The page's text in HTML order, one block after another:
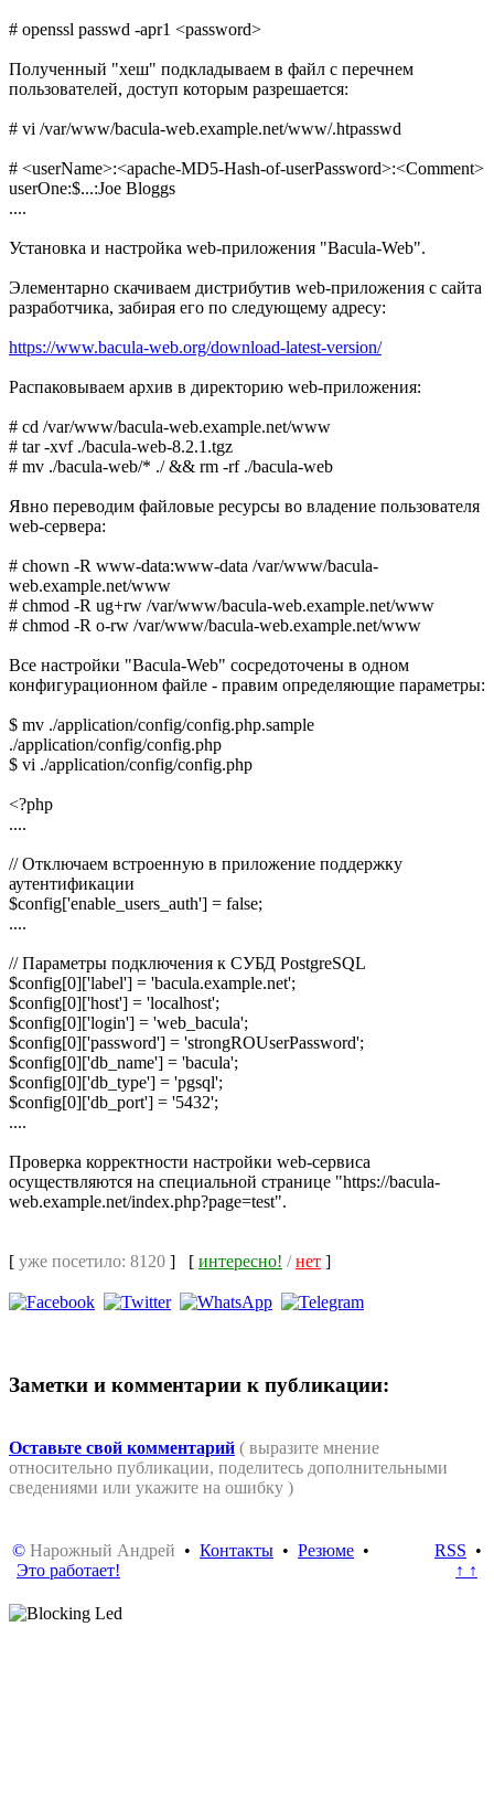
# openssl passwd -apr1 <password>
Полученный "хеш" подкладываем в файл с перечнем
пользователей, доступ которым разрешается:
# vi /var/www/bacula-web.example.net/www/.htpasswd
# <userName>:<apache-MD5-Hash-of-userPassword>:<Comment>
userOne:$...:Joe Bloggs
....
Установка и настройка web-приложения "Bacula-Web".
Элементарно скачиваем дистрибутив web-приложения с сайта
разработчика, забирая его по следующему адресу:
https://www.bacula-web.org/download-latest-version/
Распаковываем архив в директорию web-приложения:
# cd /var/www/bacula-web.example.net/www
# tar -xvf ./bacula-web-8.2.1.tgz
# mv ./bacula-web/* ./ && rm -rf ./bacula-web
Явно переводим файловые ресурсы во владение пользователя
web-сервера:
# chown -R www-data:www-data /var/www/bacula-
web.example.net/www
# chmod -R ug+rw /var/www/bacula-web.example.net/www
# chmod -R o-rw /var/www/bacula-web.example.net/www
Все настройки "Bacula-Web" сосредоточены в одном
конфигурационном файле - правим определяющие параметры:
$ mv ./application/config/config.php.sample
./application/config/config.php
$ vi ./application/config/config.php
<?php
....
// Отключаем встроенную в приложение поддержку
аутентификации
$config['enable_users_auth'] = false;
....
// Параметры подключения к СУБД PostgreSQL
$config[0]['label'] = 'bacula.example.net';
$config[0]['host'] = 'localhost';
$config[0]['login'] = 'web_bacula';
$config[0]['password'] = 'strongROUserPassword';
$config[0]['db_name'] = 'bacula';
$config[0]['db_type'] = 'pgsql';
$config[0]['db_port'] = '5432';
....
Проверка корректности настройки web-сервиса
осуществляются на специальной странице "https://bacula-
web.example.net/index.php?page=test".
[ уже посетило: 8120 ] [ интересно! /нет ]
Заметки и комментарии к публикации:
Оставьте свой комментарий ( выразите мнение
относительно публикации, поделитесь дополнительными
сведениями или укажите на ошибку )
© Нарожный Андрей • Контакты • Резюме •
Это работает!
RSS •
↑ ↑